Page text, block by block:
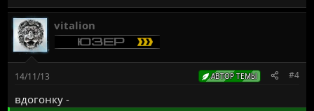
vitalion
14/11/13 АВТОР ТЕМЫ #4
вдогонку -